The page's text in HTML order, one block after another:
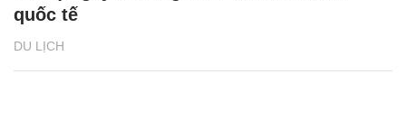
DU LỊCH
quốc tế